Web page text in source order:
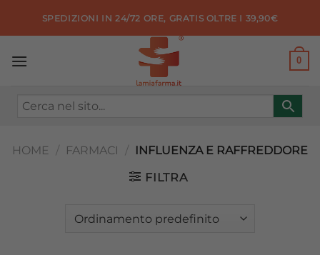
SPEDIZIONI IN 24/72 ORE, GRATIS OLTRE I 39,90€
0
HOME / FARMACI / INFLUENZA E RAFFREDDORE
FILTRA